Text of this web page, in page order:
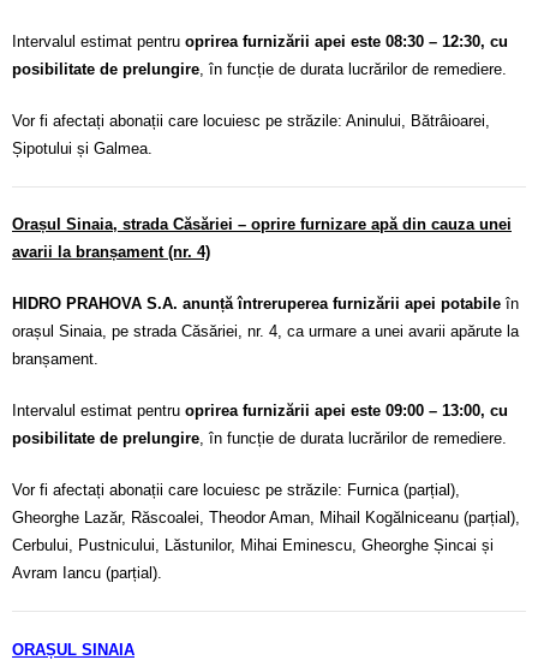
Intervalul estimat pentru oprirea furnizării apei este 08:30 – 12:30, cu
posibilitate de prelungire , în funcție de durata lucrărilor de remediere.
Vor fi afectați abonații care locuiesc pe străzile: Aninului, Bătrâioarei,
Șipotului și Galmea.
Orașul Sinaia, strada Căsăriei – oprire furnizare apă din cauza unei
avarii la branșament (nr. 4)
HIDRO PRAHOVA S.A. anunță întreruperea furnizării apei potabile în
orașul Sinaia, pe strada Căsăriei, nr. 4, ca urmare a unei avarii apărute la
branșament.
Intervalul estimat pentru oprirea furnizării apei este 09:00 – 13:00, cu
posibilitate de prelungire, în funcție de durata lucrărilor de remediere.
Vor fi afectați abonații care locuiesc pe străzile: Furnica (parțial),
Gheorghe Lazăr, Răscoalei, Theodor Aman, Mihail Kogălniceanu (parțial),
Cerbului, Pustnicului, Lăstunilor, Mihai Eminescu, Gheorghe Șincai și
Avram Iancu (parțial).
ORAȘUL SINAIA